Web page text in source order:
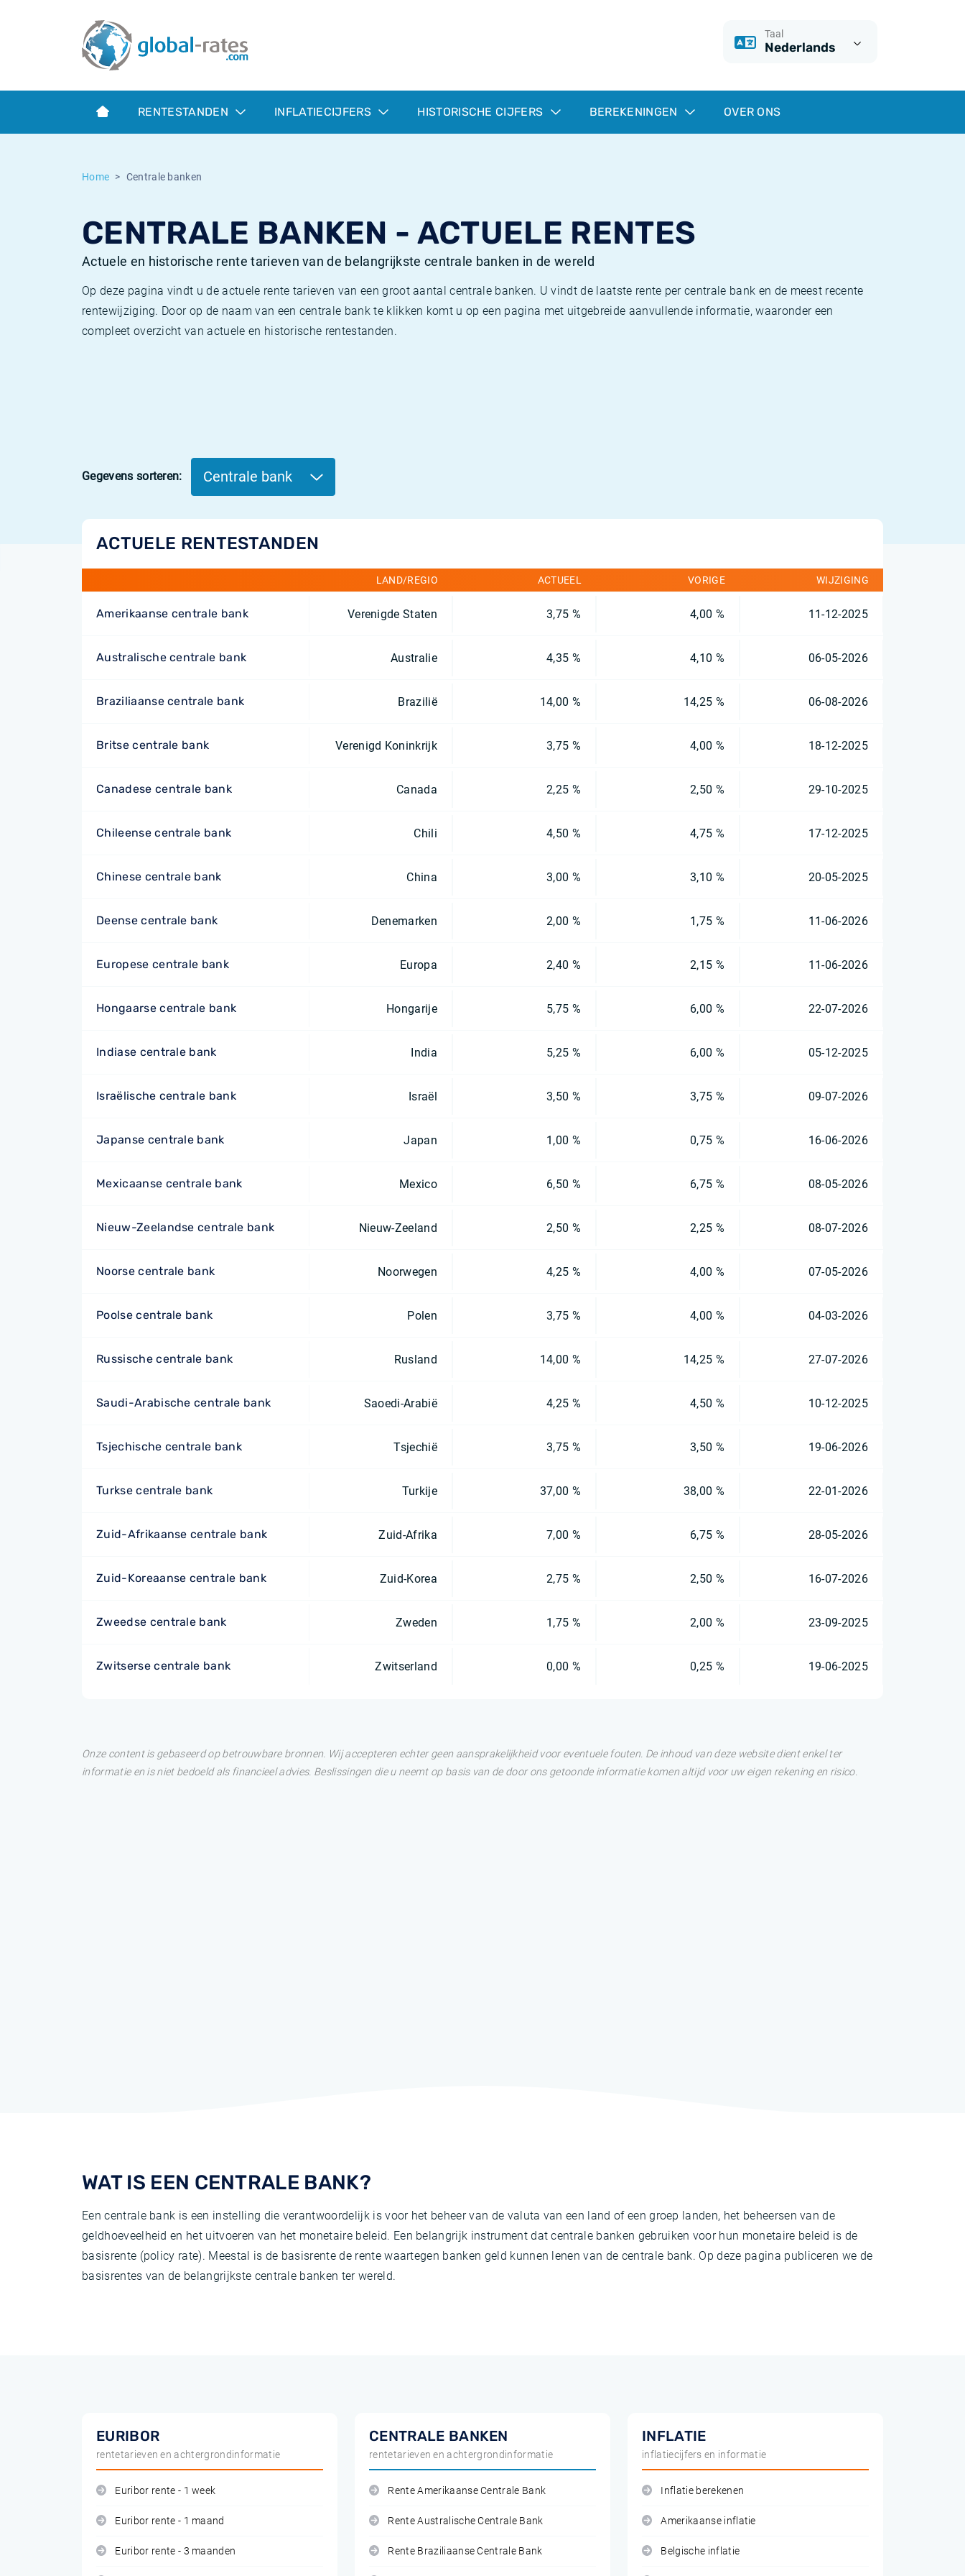
Taal
Nederlands
RENTESTANDEN INFLATIECIJFERS HISTORISCHE CIJFERS BEREKENINGEN OVER ONS
Home Centrale banken
CENTRALE BANKEN - ACTUELE RENTES
Actuele en historische rente tarieven van de belangrijkste centrale banken in de wereld
Op deze pagina vindt u de actuele rente tarieven van een groot aantal centrale banken. U vindt de laatste rente per centrale bank en de meest recente
rentewijziging. Door op de naam van een centrale bank te klikken komt u op een pagina met uitgebreide aanvullende informatie, waaronder een
compleet overzicht van actuele en historische rentestanden.
Gegevens sorteren: Centrale bank
ACTUELE RENTESTANDEN
LAND/REGIO ACTUEEL VORIGE WIJZIGING
Amerikaanse centrale bank Verenigde Staten 3,75 % 4,00 % 11-12-2025
Australische centrale bank Australie 4,35 % 4,10 % 06-05-2026
Braziliaanse centrale bank Brazilië 14,00 % 14,25 % 06-08-2026
Britse centrale bank Verenigd Koninkrijk 3,75 % 4,00 % 18-12-2025
Canadese centrale bank Canada 2,25 % 2,50 % 29-10-2025
Chileense centrale bank Chili 4,50 % 4,75 % 17-12-2025
Chinese centrale bank China 3,00 % 3,10 % 20-05-2025
Deense centrale bank Denemarken 2,00 % 1,75 % 11-06-2026
Europese centrale bank Europa 2,40 % 2,15 % 11-06-2026
Hongaarse centrale bank Hongarije 5,75 % 6,00 % 22-07-2026
Indiase centrale bank India 5,25 % 6,00 % 05-12-2025
Israëlische centrale bank Israël 3,50 % 3,75 % 09-07-2026
Japanse centrale bank Japan 1,00 % 0,75 % 16-06-2026
Mexicaanse centrale bank Mexico 6,50 % 6,75 % 08-05-2026
Nieuw-Zeelandse centrale bank Nieuw-Zeeland 2,50 % 2,25 % 08-07-2026
Noorse centrale bank Noorwegen 4,25 % 4,00 % 07-05-2026
Poolse centrale bank Polen 3,75 % 4,00 % 04-03-2026
Russische centrale bank Rusland 14,00 % 14,25 % 27-07-2026
Saudi-Arabische centrale bank Saoedi-Arabië 4,25 % 4,50 % 10-12-2025
Tsjechische centrale bank Tsjechië 3,75 % 3,50 % 19-06-2026
Turkse centrale bank Turkije 37,00 % 38,00 % 22-01-2026
Zuid-Afrikaanse centrale bank Zuid-Afrika 7,00 % 6,75 % 28-05-2026
Zuid-Koreaanse centrale bank Zuid-Korea 2,75 % 2,50 % 16-07-2026
Zweedse centrale bank Zweden 1,75 % 2,00 % 23-09-2025
Zwitserse centrale bank Zwitserland 0,00 % 0,25 % 19-06-2025
Onze content is gebaseerd op betrouwbare bronnen. Wij accepteren echter geen aansprakelijkheid voor eventuele fouten. De inhoud van deze website dient enkel ter
informatie en is niet bedoeld als financieel advies. Beslissingen die u neemt op basis van de door ons getoonde informatie komen altijd voor uw eigen rekening en risico.
WAT IS EEN CENTRALE BANK?
Een centrale bank is een instelling die verantwoordelijk is voor het beheer van de valuta van een land of een groep landen, het beheersen van de
geldhoeveelheid en het uitvoeren van het monetaire beleid. Een belangrijk instrument dat centrale banken gebruiken voor hun monetaire beleid is de
basisrente (policy rate). Meestal is de basisrente de rente waartegen banken geld kunnen lenen van de centrale bank. Op deze pagina publiceren we de
basisrentes van de belangrijkste centrale banken ter wereld.
EURIBOR
rentetarieven en achtergrondinformatie
Euribor rente - 1 week
Euribor rente - 1 maand
Euribor rente - 3 maanden
CENTRALE BANKEN
rentetarieven en achtergrondinformatie
Rente Amerikaanse Centrale Bank
Rente Australische Centrale Bank
Rente Braziliaanse Centrale Bank
INFLATIE
inflatiecijfers en informatie
Inflatie berekenen
Amerikaanse inflatie
Belgische inflatie
Term SOFR
Wat is CPI inflatie?
Wat is HICP inflatie?
Europese inflatie - HICP
Euribor historie
ESTER historie
Historische inflatie
Inflatiecalculator